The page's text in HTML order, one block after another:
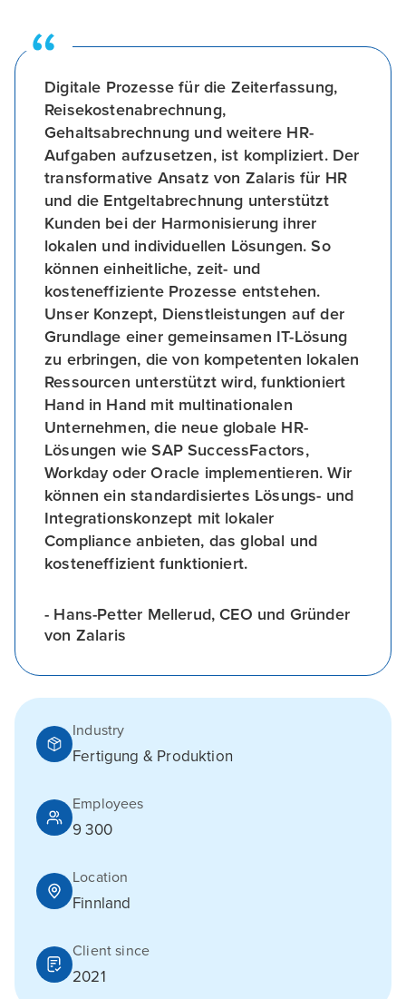
Digitale Prozesse für die Zeiterfassung,
Reisekostenabrechnung,
Gehaltsabrechnung und weitere HR-
Aufgaben aufzusetzen, ist kompliziert. Der
transformative Ansatz von Zalaris für HR
und die Entgeltabrechnung unterstützt
Kunden bei der Harmonisierung ihrer
lokalen und individuellen Lösungen. So
können einheitliche, zeit- und
kosteneffiziente Prozesse entstehen.
Unser Konzept, Dienstleistungen auf der
Grundlage einer gemeinsamen IT-Lösung
zu erbringen, die von kompetenten lokalen
Ressourcen unterstützt wird, funktioniert
Hand in Hand mit multinationalen
Unternehmen, die neue globale HR-
Lösungen wie SAP SuccessFactors,
Workday oder Oracle implementieren. Wir
können ein standardisiertes Lösungs- und
Integrationskonzept mit lokaler
Compliance anbieten, das global und
kosteneffizient funktioniert.
- Hans-Petter Mellerud, CEO und Gründer
von Zalaris
Industry
Fertigung & Produktion
Employees
9 300
Location
Finnland
Client since
2021